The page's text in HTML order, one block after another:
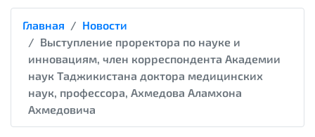
Главная
Новости
Выступление проректора по науке и
инновациям, член корреспондента Академии
наук Таджикистана доктора медицинских
наук, профессора, Ахмедова Аламхона
Ахмедовича